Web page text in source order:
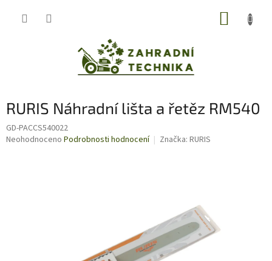
RURIS Náhradní lišta a řetěz RM540
GD-PACCS540022
Průměrné
Neohodnoceno Podrobnosti hodnocení Značka: RURIS